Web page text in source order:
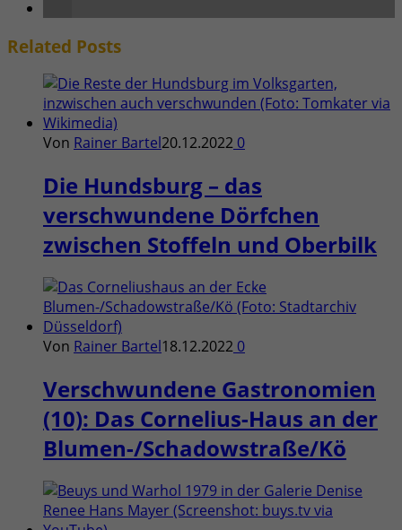
Related Posts
Von Rainer Bartel20.12.2022 0
Die Hundsburg – das
verschwundene Dörfchen
zwischen Stoffeln und Oberbilk
Von Rainer Bartel18.12.2022 0
Verschwundene Gastronomien
(10): Das Cornelius-Haus an der
Blumen-/Schadowstraße/Kö